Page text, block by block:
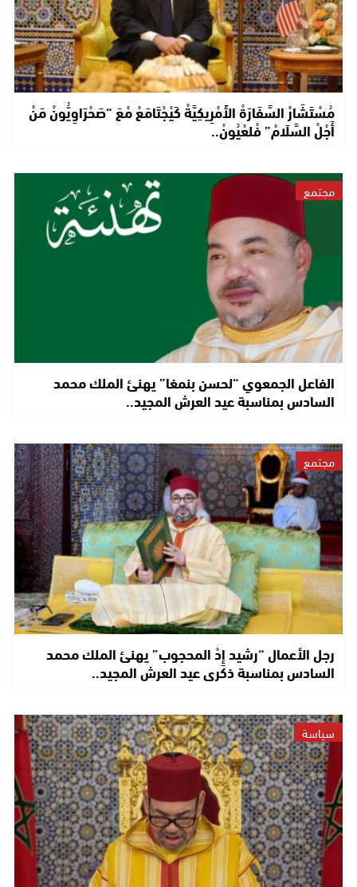
مُسْتَشَارْ السَّفَارَةْ الأَمْرِيكِيَّةْ كَيْجْتَامَعْ مْعَ “صَحْرَاوِيُّونْ مَنْ
أَجْلْ السَّلَامْ” فْلعْيُونْ..
مجتمع
الفاعل الجمعوي “لحسن بنمغا” يهنئ الملك محمد
السادس بمناسبة عيد العرش المجيد..
مجتمع
رجل الأعمال “رشيد إِدْ المحجوب” يهنئ الملك محمد
السادس بمناسبة ذكرى عيد العرش المجيد..
سياسة